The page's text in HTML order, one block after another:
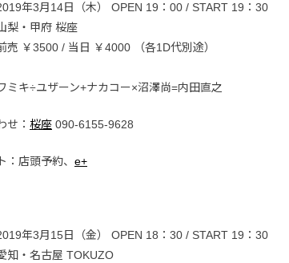
年3月14日（木） OPEN 19：00 / START 19：30
梨・甲府 桜座
売 ￥3500 / 当日 ￥4000 （各1D代別途）
ミキ÷ユザーン+ナカコー×沼澤尚=内田直之
せ： 桜座 090-6155-9628
：店頭予約、 e+
年3月15日（金） OPEN 18：30 / START 19：30
知・名古屋 TOKUZO